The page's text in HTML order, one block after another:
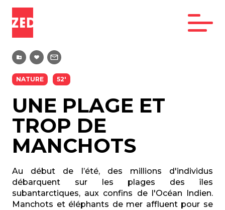
NATURE 52'
UNE PLAGE ET
TROP DE
MANCHOTS
Au début de l’été, des millions d'individus
débarquent sur les plages des îles
subantarctiques, aux confins de l'Océan Indien.
Manchots et éléphants de mer affluent pour se